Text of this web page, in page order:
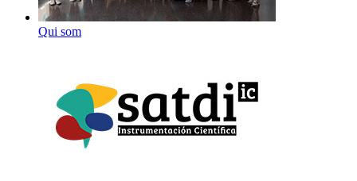
Qui som